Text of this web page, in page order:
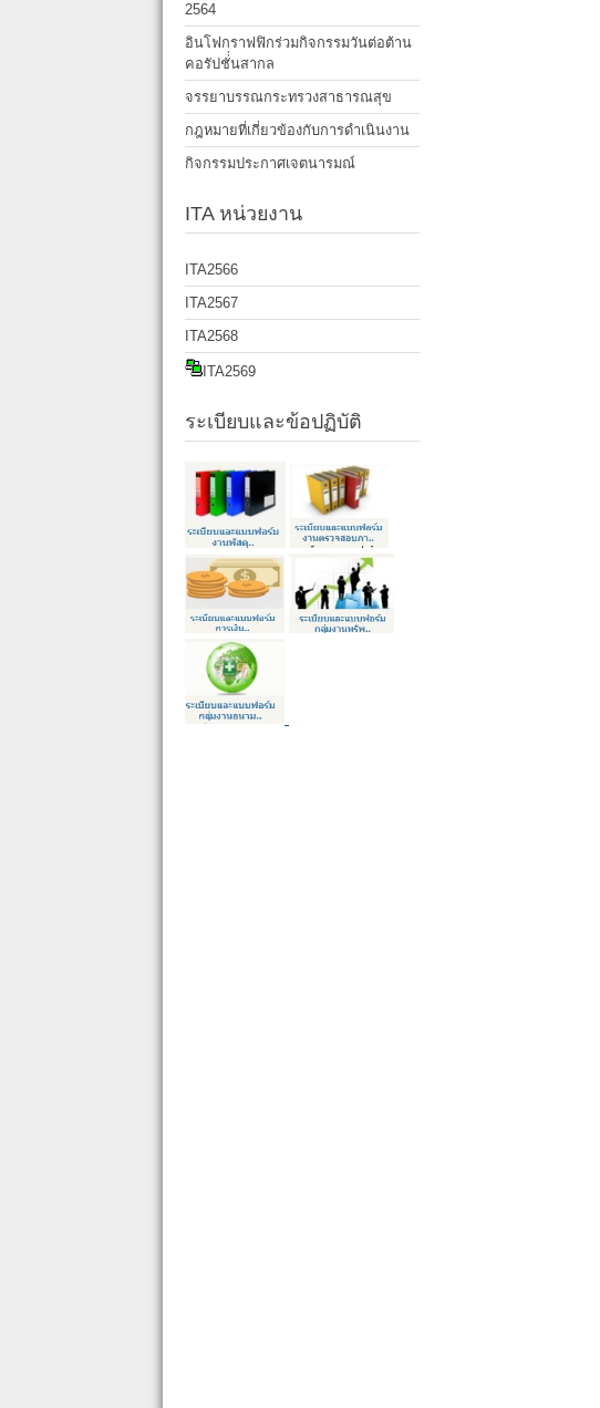
2564
อินโฟกราฟฟิกร่วมกิจกรรมวันต่อต้าน
คอรัปชั่่นสากล
จรรยาบรรณกระทรวงสาธารณสุข
กฎหมายที่เกี่ยวข้องกับการดำเนินงาน
กิจกรรมประกาศเจตนารมณ์
ITA หน่วยงาน
ITA2566
ITA2567
ITA2568
ITA2569
ระเบียบและข้อปฏิบัติ